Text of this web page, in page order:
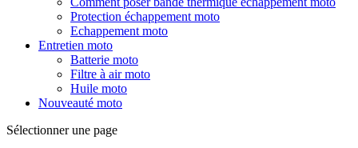
Protection échappement moto
Echappement moto
Entretien moto
Batterie moto
Filtre à air moto
Huile moto
Nouveauté moto
Sélectionner une page